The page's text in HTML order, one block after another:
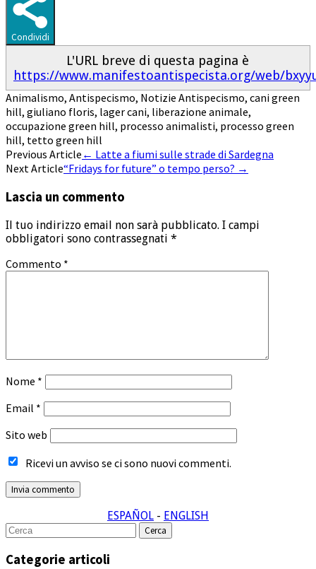
Condividi
L'URL breve di questa pagina è
https://www.manifestoantispecista.org/web/
Animalismo, Antispecismo, Notizie Antispecismo, cani green
hill, giuliano floris, lager cani, liberazione animale,
occupazione green hill, processo animalisti, processo green
hill, tetto green hill
Post
navigation
Previous Article ← Latte a fiumi sulle strade di Sardegna
Next Article“Fridays for future” o tempo perso? →
Lascia un commento
Il tuo indirizzo email non sarà pubblicato. I campi
obbligatori sono contrassegnati *
Commento *
Nome *
Email *
Sito web
Ricevi un avviso se ci sono nuovi commenti.
ESPAÑOL - ENGLISH
Cerca
per:
Categorie articoli